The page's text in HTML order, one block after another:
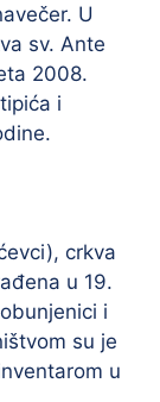
U
sv. Ante
2008.
i
crkva
u 19.
i
su je
u